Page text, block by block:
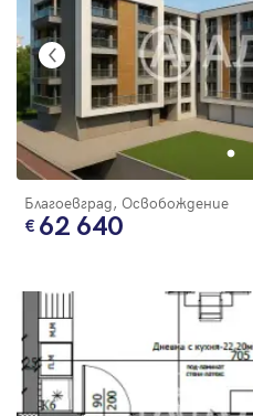
Благоевград, Освобождение
62 640